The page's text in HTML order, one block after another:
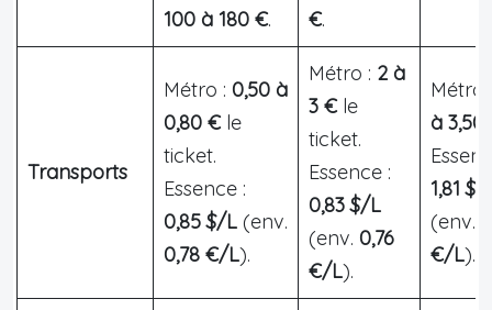
100 à 180 €.
€.
Transports
Métro : 0,50 à
0,80 €le
ticket.
Essence :
0,85 $/L (env.
0,78 €/L).
Métro : 2 à
3 €le
ticket.
Essence :
0,83 $/L
(env. 0,76
€/L).
Métro
à 3,50
1,81 $/
(env.
€/L).